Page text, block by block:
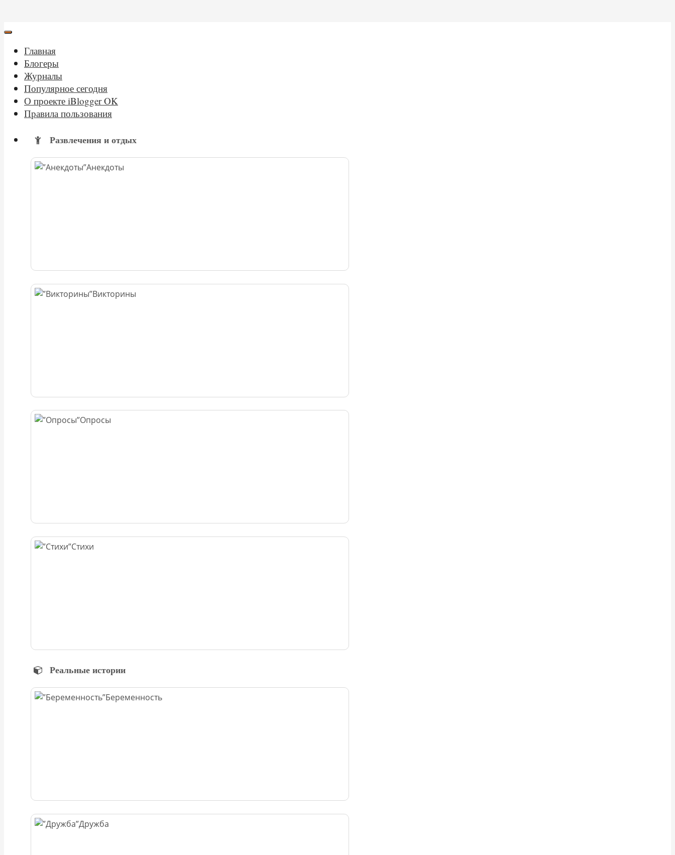
Главная
Блогеры
Журналы
Популярное сегодня
О проекте iBlogger OK
Правила пользования
Развлечения и отдых
Анекдоты
Викторины
Опросы
Стихи
Реальные истории
Беременность
Дружба